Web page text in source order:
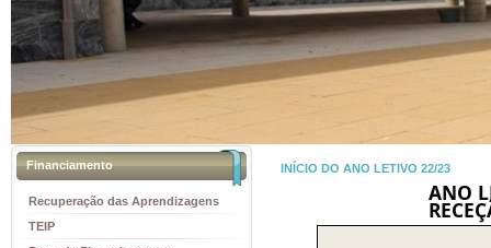
Financiamento
Recuperação das Aprendizagens
TEIP
INÍCIO DO ANO LETIVO 22/23
ANO